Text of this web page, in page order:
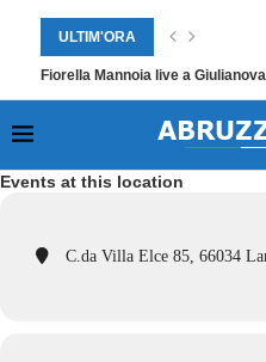
ULTIM'ORA
Fiorella Mannoia live a
Events at this location
C.da Villa Elce 85, 66034